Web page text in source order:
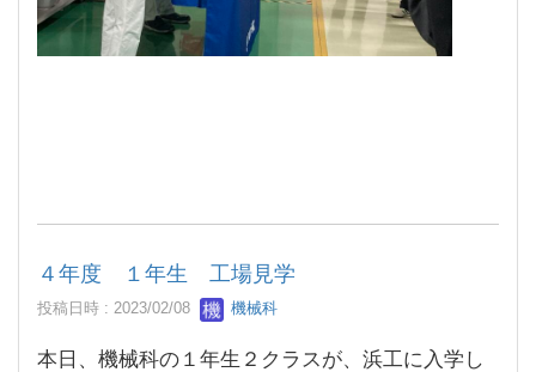
４年度 １年生 工場見学
投稿日時 : 2023/02/08 機械科
本日、機械科の１年生２クラスが、浜工に入学し